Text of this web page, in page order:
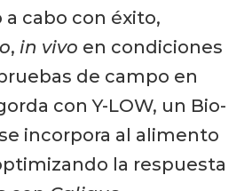
cabo con éxito,
, in vivo en condiciones
de campo en
con Y-LOW, un Bio-
incorpora al alimento
la respuesta